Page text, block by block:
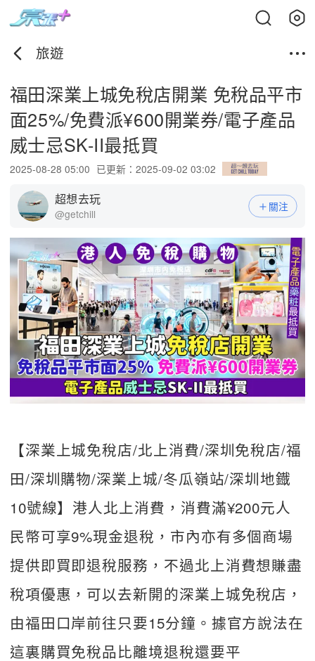
旅遊
福田深業上城免稅店開業 免稅品平市
面25%/免費派¥600開業券/電子產品
威士忌SK-II最抵買
2025-08-28 05:00 已更新：2025-09-02 03:02
超想去玩
@getchill
關注
【深業上城免稅店/北上消費/深圳免稅店/福
田/深圳購物/深業上城/冬瓜嶺站/深圳地鐡
10號線】港人北上消費，消費滿¥200元人
民幣可享9%現金退稅，市內亦有多個商場
提供即買即退稅服務，不過北上消費想賺盡
稅項優惠，可以去新開的深業上城免稅店，
由福田口岸前往只要15分鐘。據官方說法在
這裏購買免稅品比離境退稅還要平